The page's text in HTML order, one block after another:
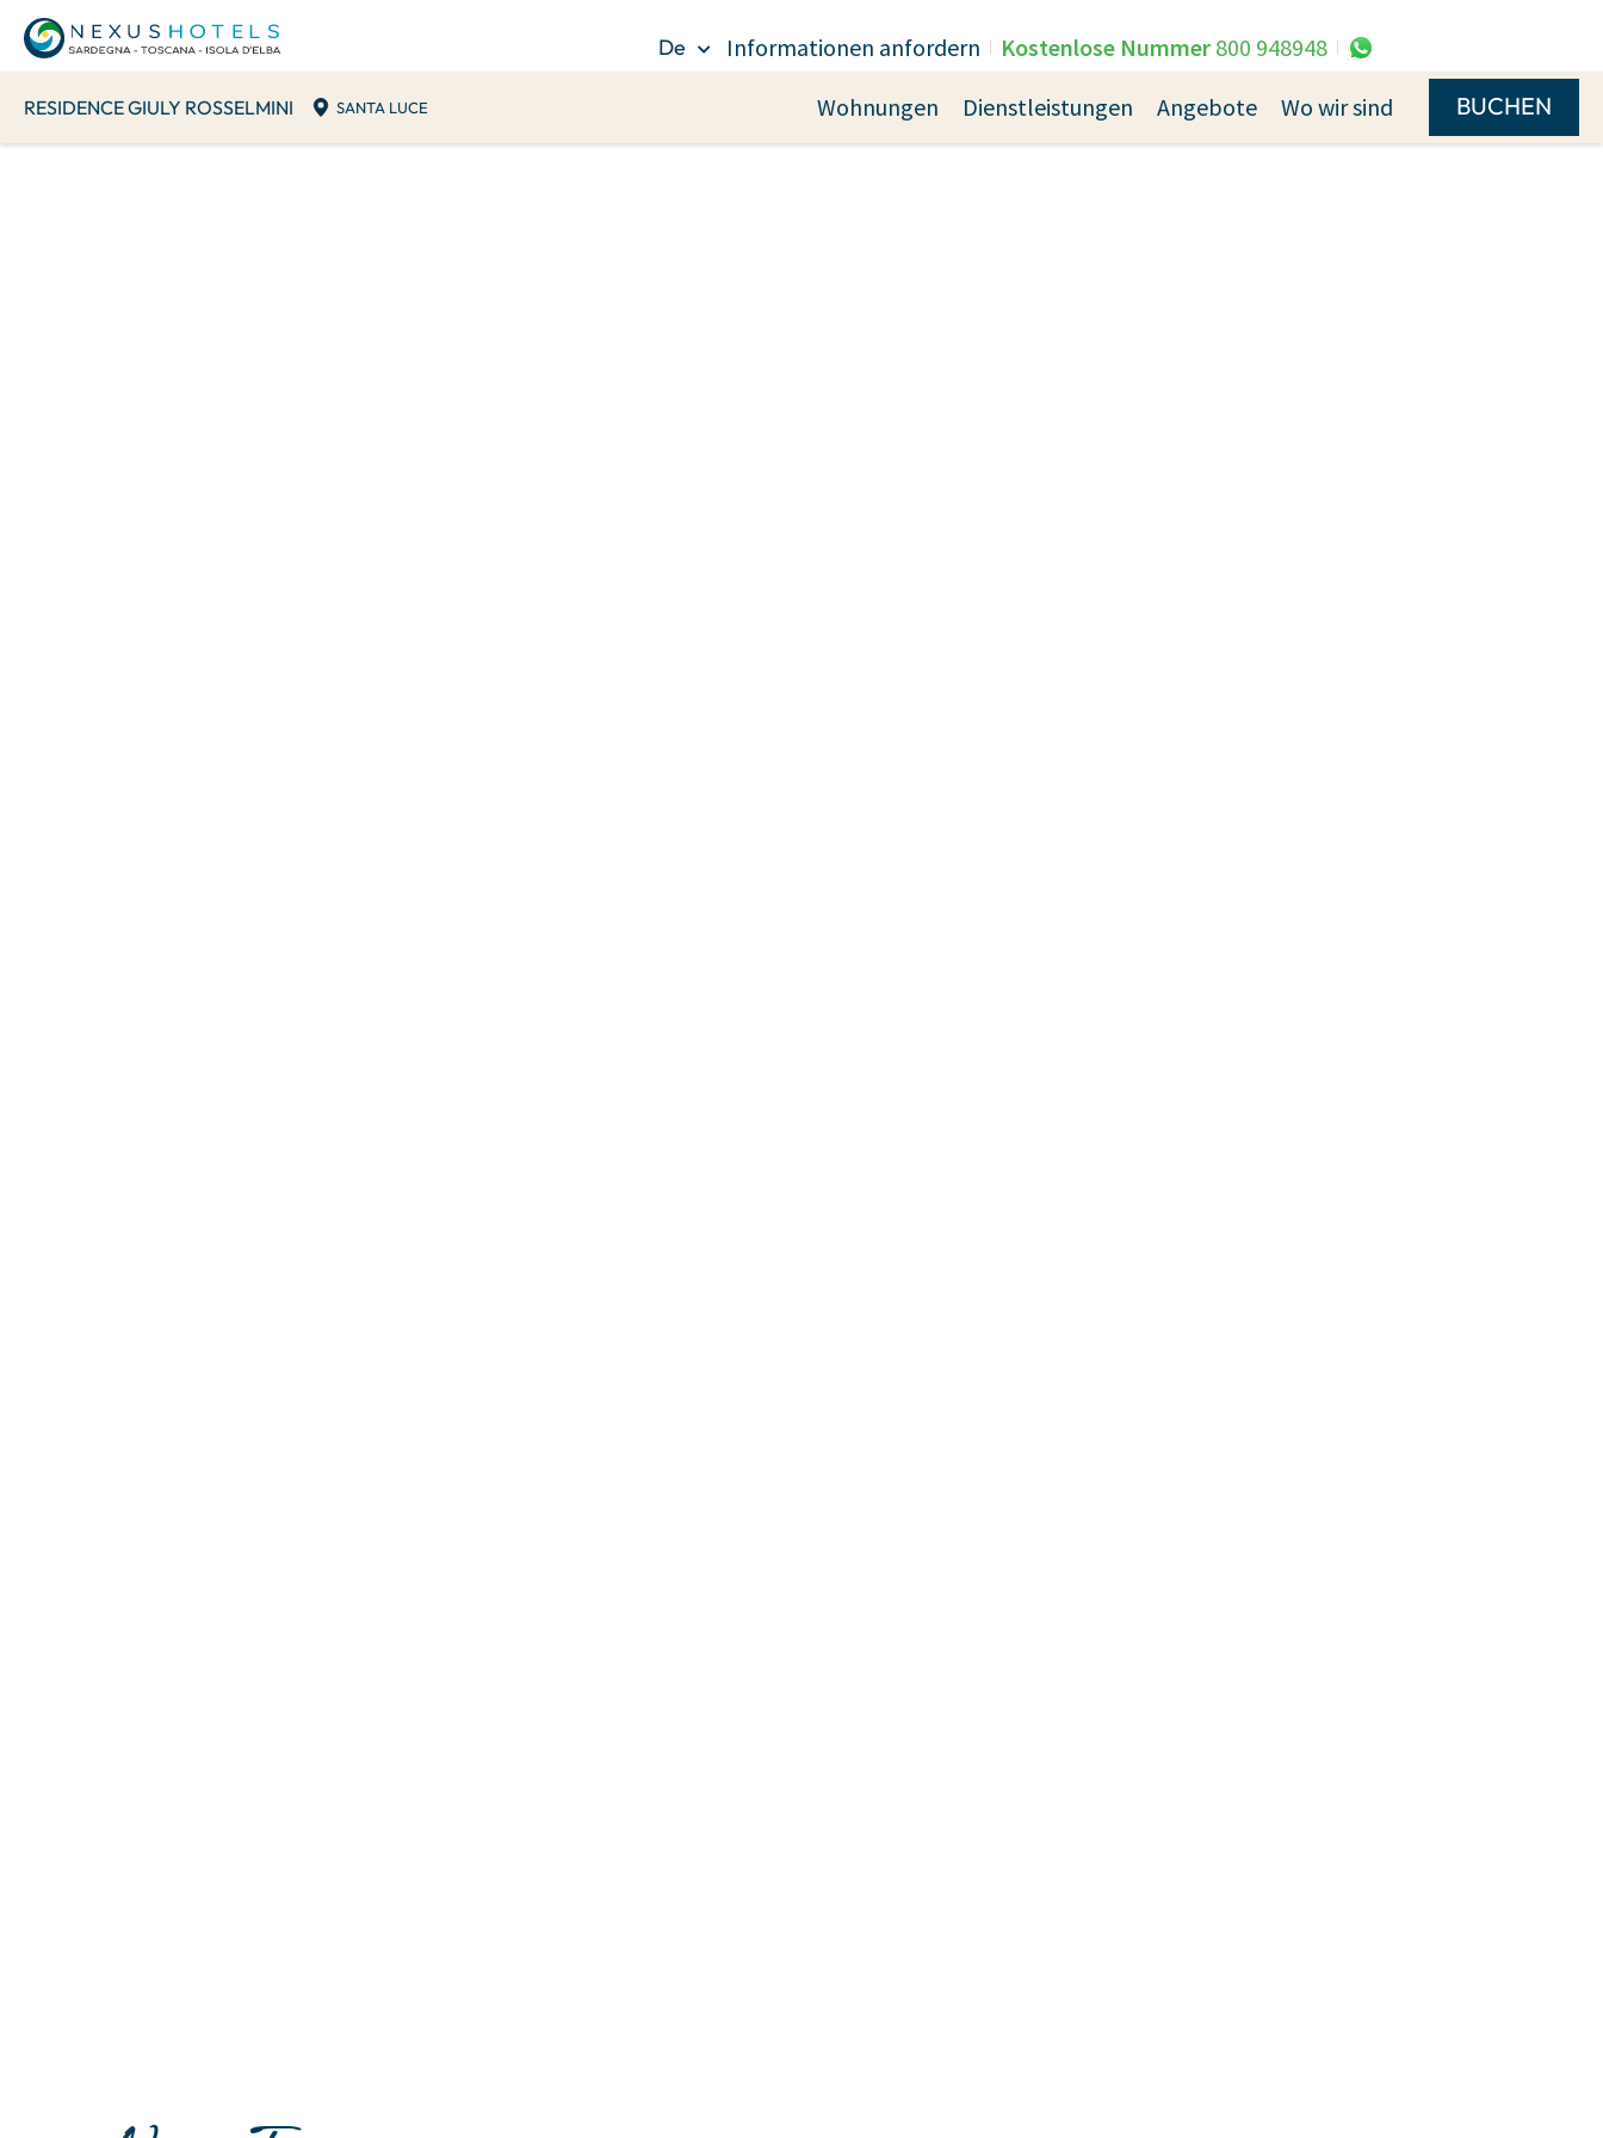
De Informationen anfordern Kostenlose Nummer 800 948948
RESIDENCE GIULY ROSSELMINI SANTA LUCE Wohnungen Dienstleistungen Angebote Wo wir sind BUCHEN